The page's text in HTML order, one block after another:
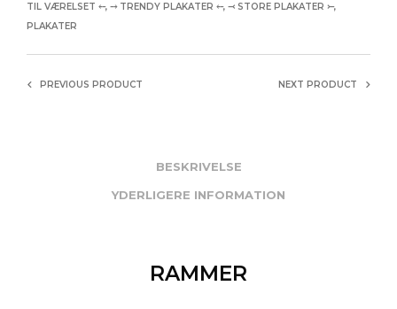
TIL VÆRELSET ⤌, ⤍ TRENDY PLAKATER ⤌, ⤙ STORE PLAKATER ⤚,
PLAKATER
PREVIOUS PRODUCT NEXT PRODUCT
BESKRIVELSE
YDERLIGERE INFORMATION
RAMMER